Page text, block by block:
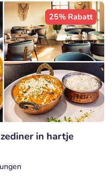
25% Rabatt
in hartje